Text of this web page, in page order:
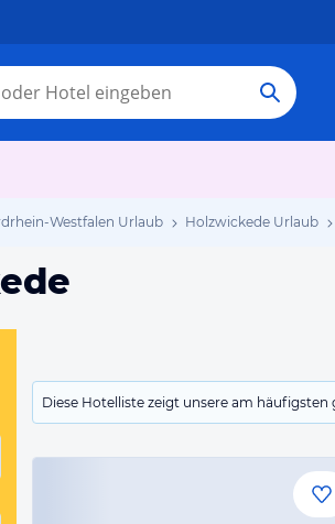
Westfalen Urlaub Holzwickede Urlaub
Diese Hotelliste zeigt unsere am